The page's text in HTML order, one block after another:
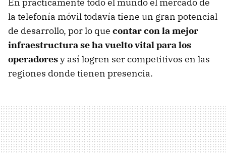
la telefonía móvil todavía tiene un gran potencial
de desarrollo, por lo que contar con la mejor
infraestructura se ha vuelto vital para los
operadoresy así logren ser competitivos en las
regiones donde tienen presencia.